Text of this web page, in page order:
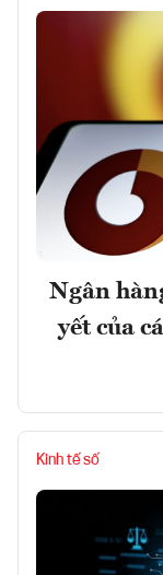
Ngân
yết của
Kinh tế số